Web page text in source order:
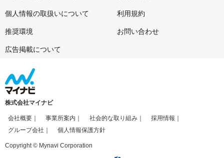
個人情報の取扱いについて 利用規約
推奨環境 お問い合わせ
広告掲載について
株式会社マイナビ
会社概要 事業所案内 社会的な取り組み
採用情報
グループ会社
個人情報保護方針
Copyright © Mynavi Corporation